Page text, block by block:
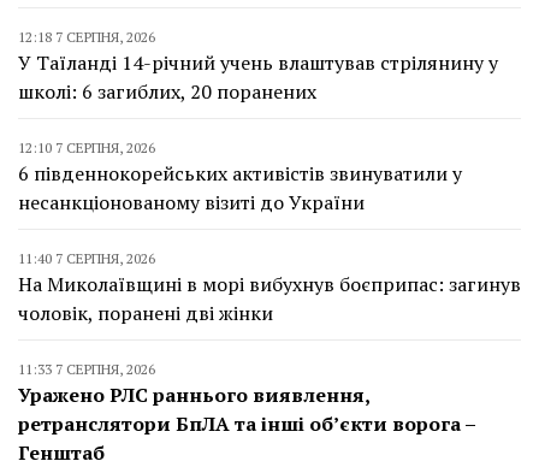
12:18 7 СЕРПНЯ, 2026
У Таїланді 14-річний учень влаштував стрілянину у
школі: 6 загиблих, 20 поранених
12:10 7 СЕРПНЯ, 2026
6 південнокорейських активістів звинуватили у
несанкціонованому візиті до України
11:40 7 СЕРПНЯ, 2026
На Миколаївщині в морі вибухнув боєприпас: загинув
чоловік, поранені дві жінки
11:33 7 СЕРПНЯ, 2026
Уражено РЛС раннього виявлення,
ретранслятори БпЛА та інші об’єкти ворога –
Генштаб